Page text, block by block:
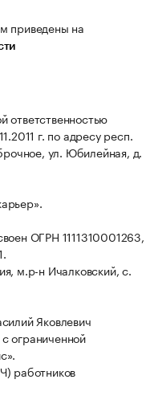
приведены на
ответственностью
г. по адресу респ.
ул. Юбилейная, д.
ОГРН 1111310001263,
м.р-н Ичалковский, с.
Яковлевич
ограниченной
работников